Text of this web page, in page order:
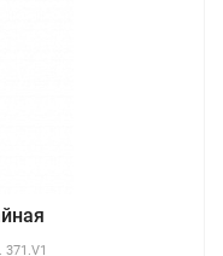
371.V1